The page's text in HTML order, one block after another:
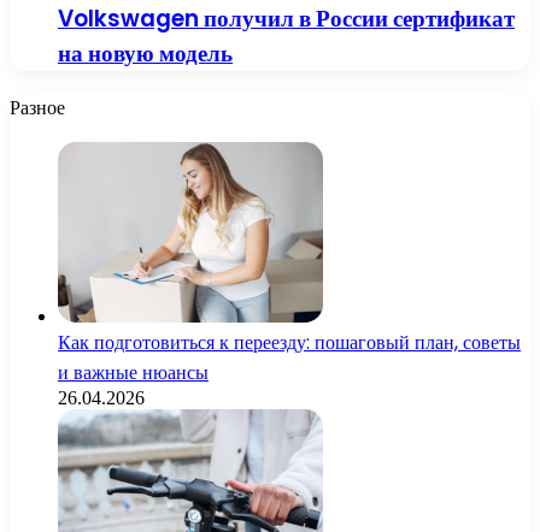
Volkswagen получил в России сертификат
на новую модель
Разное
Как подготовиться к переезду: пошаговый план, советы
и важные нюансы
26.04.2026